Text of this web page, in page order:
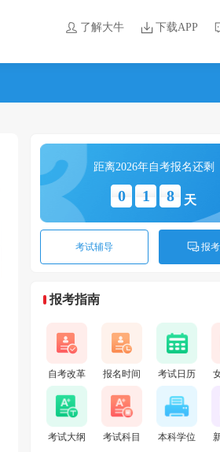
了解大牛 下载APP
距离2026年自考报名还剩
0 1 8 天
考试辅导 报
报考指南
自考改革 报名时间 考试日历
考试大纲 考试科目 本科学位